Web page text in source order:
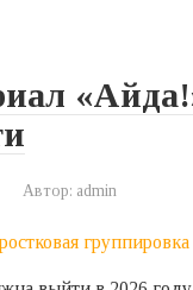
Автор: admin